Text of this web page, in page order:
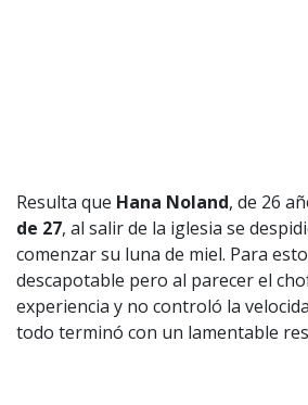
Resulta que Hana Noland, de 26
de 27, al salir de la iglesia se
comenzar su luna de miel. Para
descapotable pero al parecer el
experiencia y no controló la
todo terminó con un lamentable